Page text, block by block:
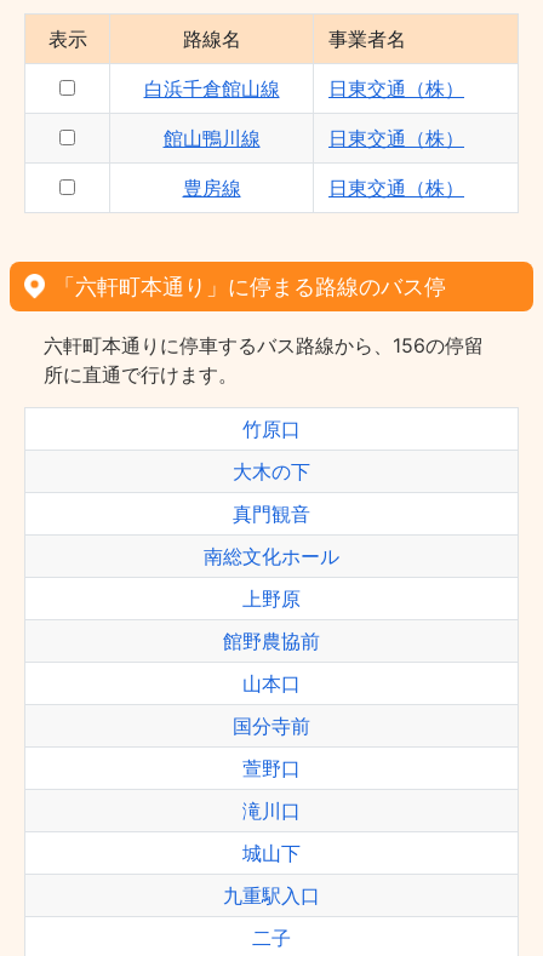
表示 路線名 事業者名
白浜千倉館山線 日東交通（株）
館山鴨川線 日東交通（株）
豊房線 日東交通（株）
「六軒町本通り」に停まる路線のバス停
六軒町本通りに停車するバス路線から、156の停留
所に直通で行けます。
竹原口
大木の下
真門観音
南総文化ホール
上野原
館野農協前
山本口
国分寺前
萱野口
滝川口
城山下
九重駅入口
二子